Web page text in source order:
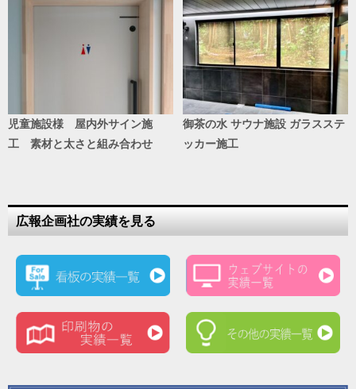
児童施設様 屋内外サイン施
工 素材と太さと組み合わせ
御茶の水 サウナ施設 ガラスステ
ッカー施工
広報企画社の実績を見る